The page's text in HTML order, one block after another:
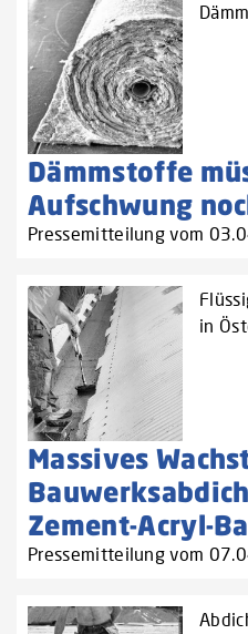
Dämmstoffe
Aufschwung
Pressemitteilung vom
in
Massives
Zement-Acryl-
Pressemitteilung vom